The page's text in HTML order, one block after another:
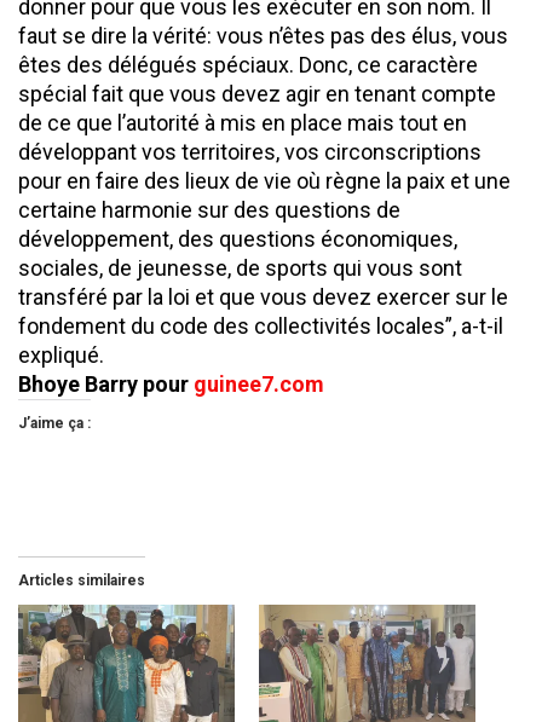
donner pour que vous les exécuter en son nom. Il
faut se dire la vérité: vous n’êtes pas des élus, vous
êtes des délégués spéciaux. Donc, ce caractère
spécial fait que vous devez agir en tenant compte
de ce que l’autorité à mis en place mais tout en
développant vos territoires, vos circonscriptions
pour en faire des lieux de vie où règne la paix et une
certaine harmonie sur des questions de
développement, des questions économiques,
sociales, de jeunesse, de sports qui vous sont
transféré par la loi et que vous devez exercer sur le
fondement du code des collectivités locales”, a-t-il
expliqué.
Bhoye Barry pour guinee7.com
J’aime ça :
Articles similaires